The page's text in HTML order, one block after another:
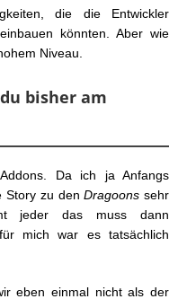
die die Entwickler
könnten. Aber wie
Niveau.
bisher am
Da ich ja Anfangs
Story zu denDragoons sehr
jeder das muss dann
mich war es tatsächlich
eben einmal nicht als der